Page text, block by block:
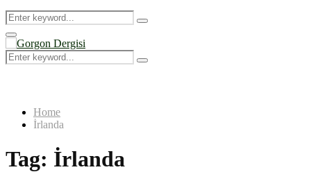
Search
for:
Search
Primary
Menu
Search
for:
Search
Home
İrlanda
Tag: İrlanda